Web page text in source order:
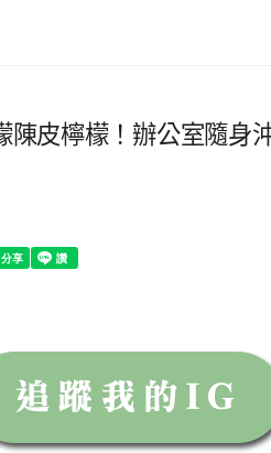
陳皮檸檬！辦公室隨身